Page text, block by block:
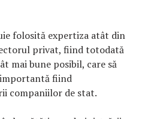
folosită expertiza atât din
privat, fiind totodată
mai bune posibil, care să
fiind
companiilor de stat.